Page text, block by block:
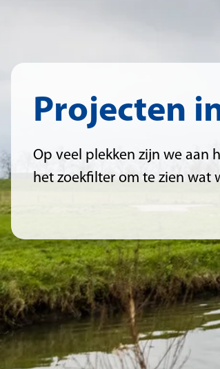
Projecten
Op veel plekken zijn we aan
het zoekfilter om te zien wat